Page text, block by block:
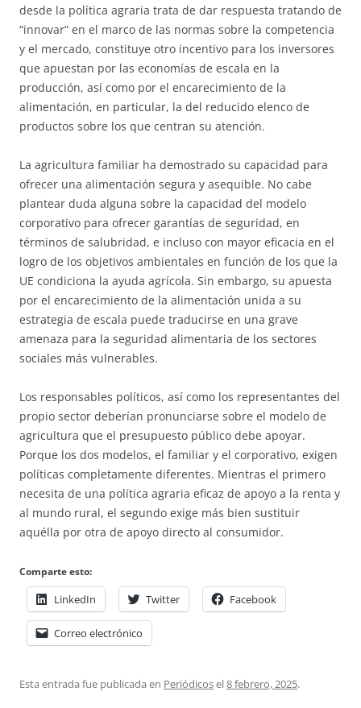
desde la política agraria trata de dar respuesta tratando de
“innovar” en el marco de las normas sobre la competencia
y el mercado, constituye otro incentivo para los inversores
que apuestan por las economías de escala en la
producción, así como por el encarecimiento de la
alimentación, en particular, la del reducido elenco de
productos sobre los que centran su atención.
La agricultura familiar ha demostrado su capacidad para
ofrecer una alimentación segura y asequible. No cabe
plantear duda alguna sobre la capacidad del modelo
corporativo para ofrecer garantías de seguridad, en
términos de salubridad, e incluso con mayor eficacia en el
logro de los objetivos ambientales en función de los que la
UE condiciona la ayuda agrícola. Sin embargo, su apuesta
por el encarecimiento de la alimentación unida a su
estrategia de escala puede traducirse en una grave
amenaza para la seguridad alimentaria de los sectores
sociales más vulnerables.
Los responsables políticos, así como los representantes del
propio sector deberían pronunciarse sobre el modelo de
agricultura que el presupuesto público debe apoyar.
Porque los dos modelos, el familiar y el corporativo, exigen
políticas completamente diferentes. Mientras el primero
necesita de una política agraria eficaz de apoyo a la renta y
al mundo rural, el segundo exige más bien sustituir
aquélla por otra de apoyo directo al consumidor.
Comparte esto:
LinkedIn Twitter Facebook
Correo electrónico
Esta entrada fue publicada en Periódicosel8 febrero, 2025.